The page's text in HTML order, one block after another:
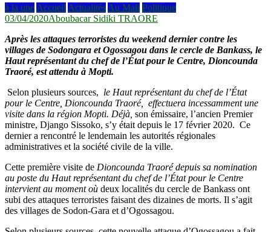
à la une Accueil Actualités Au Mali Politique
03/04/2020Aboubacar Sidiki TRAORE
Après les attaques terroristes du weekend dernier contre les
villages de Sodongara et Ogossagou dans le cercle de Bankass, le
Haut représentant du chef de l’État pour le Centre, Dioncounda
Traoré, est attendu à Mopti.
Selon plusieurs sources, le Haut représentant du chef de l’État
pour le Centre, Dioncounda Traoré, effectuera incessamment une
visite dans la région Mopti. Déjà, son émissaire, l’ancien Premier
ministre, Django Sissoko, s’y était depuis le 17 février 2020. Ce
dernier a rencontré le lendemain les autorités régionales
administratives et la société civile de la ville.
Cette première visite de Dioncounda Traoré depuis sa nomination
au poste du Haut représentant du chef de l’État pour le Centre
intervient au moment où deux localités du cercle de Bankass ont
subi des attaques terroristes faisant des dizaines de morts. Il s’agit
des villages de Sodon-Gara et d’Ogossagou.